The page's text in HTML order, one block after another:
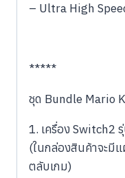
– Ultra High
*****
ชุด Bundle Mario
1. เครื่อง Switch2
(ในกล่องสินค้าจะมี
ตลับเกม)